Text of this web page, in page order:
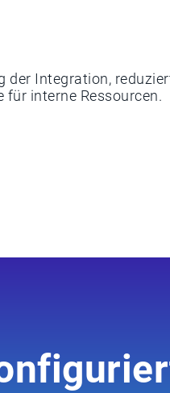
der Integration,
für interne Ressourcen.